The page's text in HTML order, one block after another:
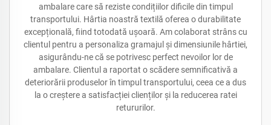
ambalare care să reziste condițiilor dificile din timpul
transportului. Hârtia noastră textilă oferea o durabilitate
excepțională, fiind totodată ușoară. Am colaborat strâns cu
clientul pentru a personaliza gramajul și dimensiunile hârtiei,
asigurându-ne că se potrivesc perfect nevoilor lor de
ambalare. Clientul a raportat o scădere semnificativă a
deteriorării produselor în timpul transportului, ceea ce a dus
la o creștere a satisfacției clienților și la reducerea ratei
retururilor.